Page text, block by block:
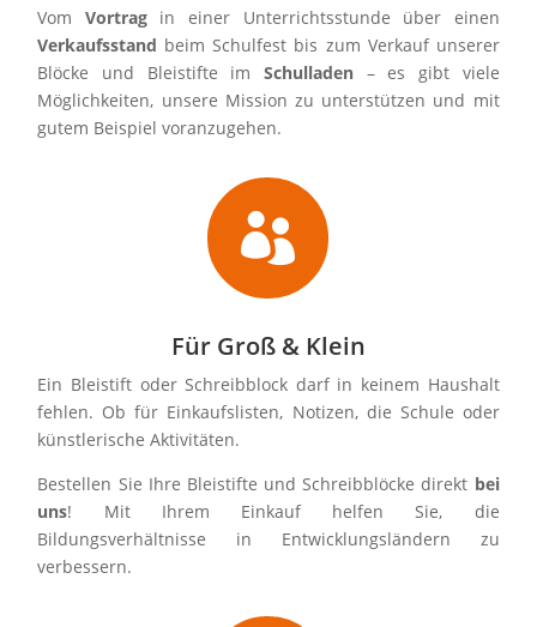
Vom Vortrag in einer Unterrichtsstunde über einen
Verkaufsstand beim Schulfest bis zum Verkauf unserer
Blöcke und Bleistifte im Schulladen – es gibt viele
Möglichkeiten, unsere Mission zu unterstützen und mit
gutem Beispiel voranzugehen.

Für Groß & Klein
Ein Bleistift oder Schreibblock darf in keinem Haushalt
fehlen. Ob für Einkaufslisten, Notizen, die Schule oder
künstlerische Aktivitäten.
Bestellen Sie Ihre Bleistifte und Schreibblöcke direkt bei
uns! Mit Ihrem Einkauf helfen Sie, die
Bildungsverhältnisse in Entwicklungsländern zu
verbessern.